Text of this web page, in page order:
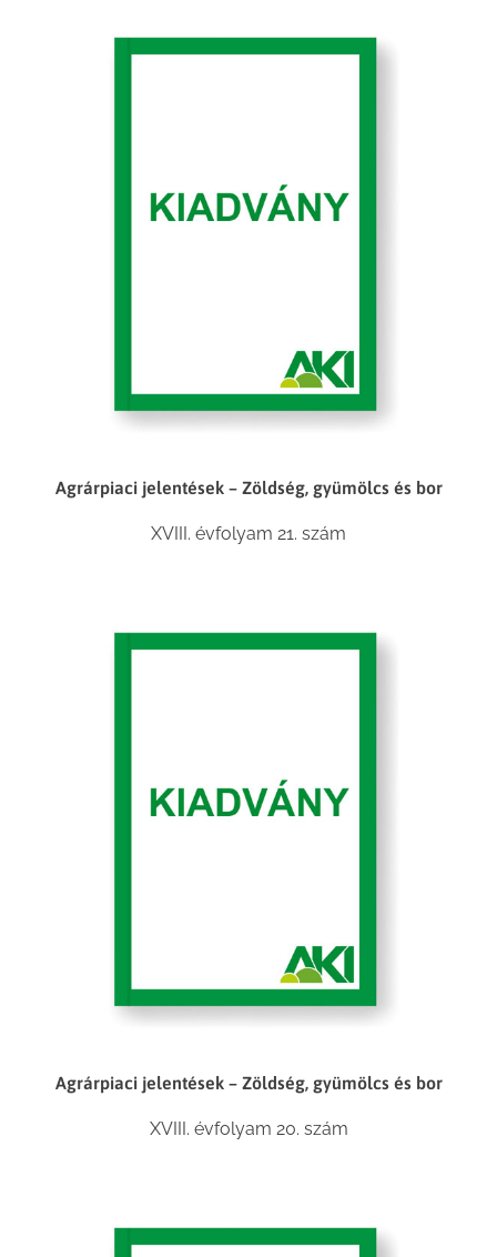
Agrárpiaci jelentések – Zöldség, gyümölcs és bor
XVIII. évfolyam 21. szám
Agrárpiaci jelentések – Zöldség, gyümölcs és bor
XVIII. évfolyam 20. szám